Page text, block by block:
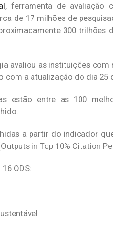
, ferramenta de avaliação
de 17 milhões de
300
avaliou as instituições
a atualização do dia 25
estão entre as 100
a partir do indicador
in Top 10% Citation
ODS: